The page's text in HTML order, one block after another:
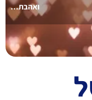
ואהבת…